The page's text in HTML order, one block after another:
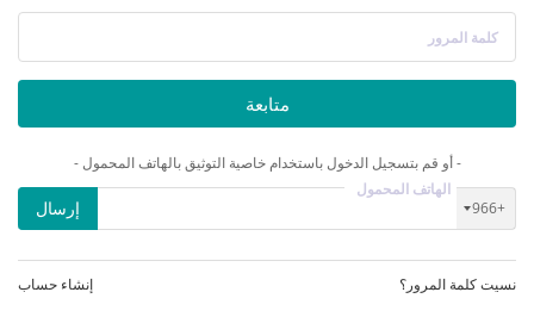
كلمة المرور
- أو قم بتسجيل الدخول باستخدام خاصية التوثيق بالهاتف المحمول -
+966
الهاتف المحمول
إرسال
نسيت كلمة المرور؟ إنشاء حساب